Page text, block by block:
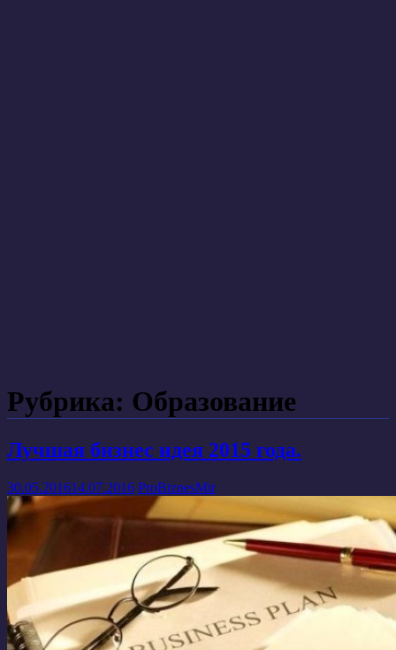
Рубрика: Образование
Лучшая бизнес идея 2015 года.
30.05.201614.07.2016 ProBiznesMir